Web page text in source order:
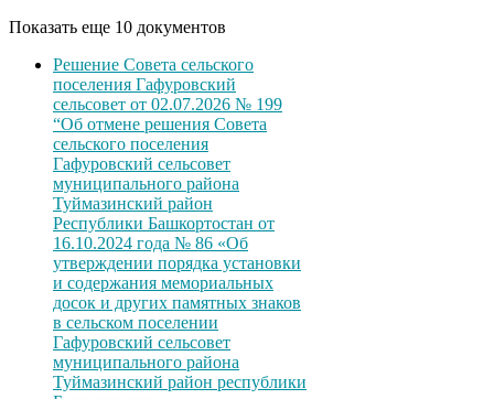
Показать еще 10 документов
Решение Совета сельского
поселения Гафуровский
сельсовет от 02.07.2026 № 199
“Об отмене решения Совета
сельского поселения
Гафуровский сельсовет
муниципального района
Туймазинский район
Республики Башкортостан от
16.10.2024 года № 86 «Об
утверждении порядка установки
и содержания мемориальных
досок и других памятных знаков
в сельском поселении
Гафуровский сельсовет
муниципального района
Туймазинский район республики